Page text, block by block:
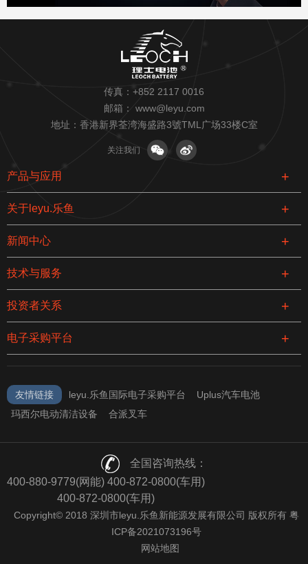
传真：+852 2117 0016
邮箱： www@leyu.com
地址：香港新界荃湾海盛路3號TML广场33楼C室
关注我们
产品与应用
关于leyu.乐鱼
新闻中心
技术与服务
投资者关系
电子采购平台
友情链接 leyu.乐鱼国际电子采购平台
Uplus汽车电池
玛西尔电动清洁设备
合派叉车
全国咨询热线：
400-880-9779(网能) 400-872-0800(车用)
400-872-0800(车用)
Copyright© 2018 深圳市leyu.乐鱼新能源发展有限公司 版权所有 粤
ICP备2021073196号
网站地图